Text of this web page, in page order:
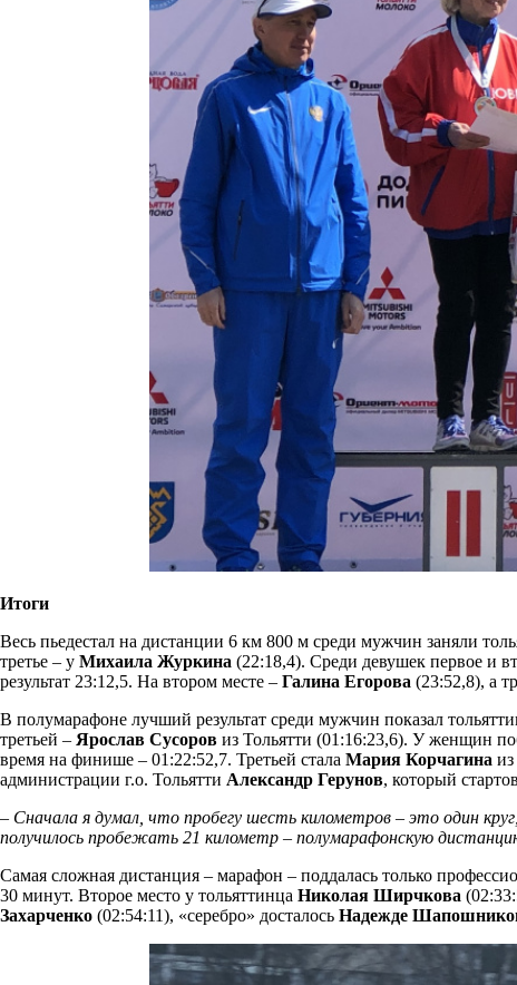
Итоги
Весь пьедестал на дистанции 6 км 800 м среди мужчин заняли
третье – у Михаила Журкина (22:18,4). Среди девушек первое и
результат 23:12,5. На втором месте – Галина Егорова (23:52,8), а
В полумарафоне лучший результат среди мужчин показал
третьей – Ярослав Сусоров из Тольятти (01:16:23,6). У женщин
время на финише – 01:22:52,7. Третьей стала Мария Корчагина
администрации г.о. Тольятти Александр Герунов, который
– Сначала я думал, что пробегу шесть километров – это один
получилось пробежать 21 километр – полумарафонскую
Самая сложная дистанция – марафон – поддалась только
30 минут. Второе место у тольяттинца Николая Ширчкова
Захарченко (02:54:11), «серебро» досталось Надежде